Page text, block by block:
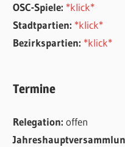
OSC-Spiele: *klick*
Stadtpartien: *klick*
Bezirkspartien: *klick*
Termine
Relegation:offen